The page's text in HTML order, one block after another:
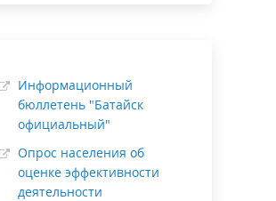
Информационный
бюллетень "Батайск
официальный"
Опрос населения об
оценке эффективности
деятельности